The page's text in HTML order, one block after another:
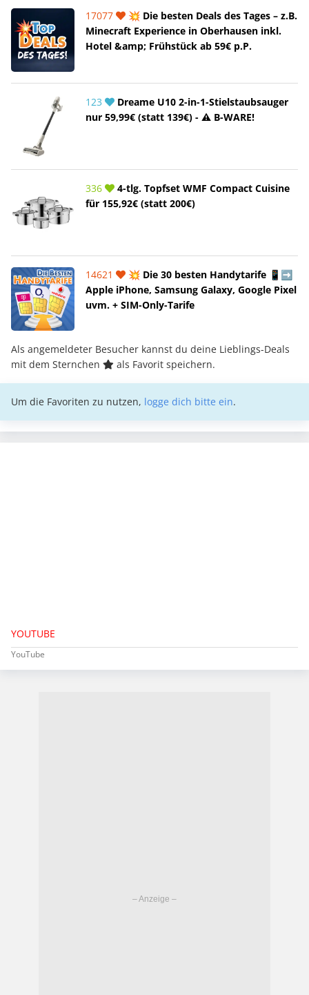
17077
💥 Die besten Deals des Tages – z.B.
Minecraft Experience in Oberhausen inkl.
Hotel &amp; Frühstück ab 59€ p.P.
123
Dreame U10 2-in-1-Stielstaubsauger
nur 59,99€ (statt 139€) - ⚠️ B-WARE!
336
4-tlg. Topfset WMF Compact Cuisine
für 155,92€ (statt 200€)
14621
💥 Die 30 besten Handytarife 📱➡️
Apple iPhone, Samsung Galaxy, Google Pixel
uvm. + SIM-Only-Tarife
Als angemeldeter Besucher kannst du deine Lieblings-Deals
mit dem Sternchen
als Favorit speichern.
Um die Favoriten zu nutzen, logge dich bitte ein.
YOUTUBE
YouTube